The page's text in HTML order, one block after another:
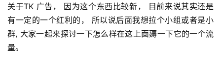
关于TK 广告， 因为这个东西比较新， 目前来说其实还是
有一定的一个红利的， 所以说后面我想拉个小组或者是小
群, 大家一起来探讨一下怎么样在这上面薅一下它的一个流
量。